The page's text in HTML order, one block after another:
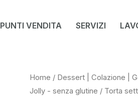
PUNTI VENDITA SERVIZI
Home / Dessert | Colazione |
Jolly - senza glutine / Torta